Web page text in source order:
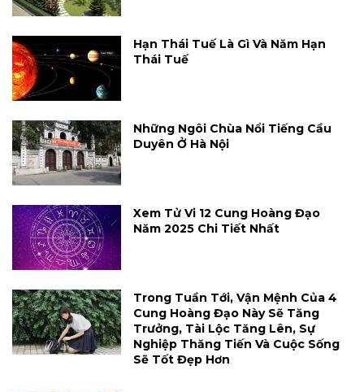
Hạn Thái Tuế Là Gì Và Năm Hạn
Thái Tuế
Những Ngôi Chùa Nổi Tiếng Cầu
Duyên Ở Hà Nội
Xem Tử Vi 12 Cung Hoàng Đạo
Năm 2025 Chi Tiết Nhất
Trong Tuần Tới, Vận Mệnh Của 4
Cung Hoàng Đạo Này Sẽ Tăng
Trưởng, Tài Lộc Tăng Lên, Sự
Nghiệp Thăng Tiến Và Cuộc Sống
Sẽ Tốt Đẹp Hơn